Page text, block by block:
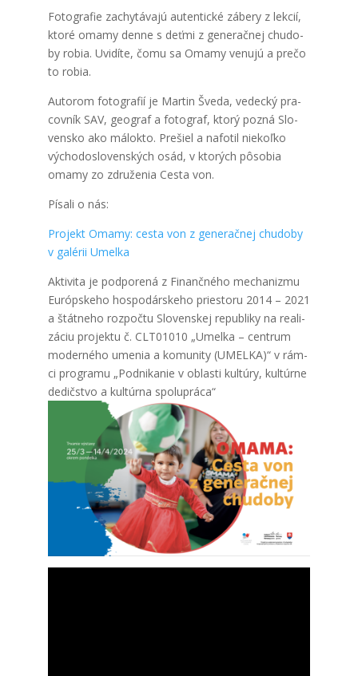
Foto­gra­fie zachy­tá­va­jú auten­tic­ké zábe­ry z lek­cií,
kto­ré oma­my den­ne s deť­mi z gene­rač­nej chu­do­
by robia. Uvi­dí­te, čomu sa Oma­my venu­jú a pre­čo
to robia.
Auto­rom foto­gra­fií je Mar­tin Šve­da, vedec­ký pra­
cov­ník SAV, geo­graf a foto­graf, kto­rý pozná Slo­
ven­sko ako málo­kto. Pre­šiel a nafo­til nie­koľ­ko
výcho­do­slo­ven­ských osád, v kto­rých pôso­bia
oma­my zo zdru­že­nia Ces­ta von.
Písa­li o nás:
Pro­jekt Oma­my: ces­ta von z gene­rač­nej chu­do­by
v galé­rii Umel­ka
Akti­vi­ta je pod­po­re­ná z Finanč­né­ho mecha­niz­mu
Európ­ske­ho hos­po­dár­ske­ho pries­to­ru 2014 – 2021
a štát­ne­ho roz­poč­tu Slo­ven­skej repub­li­ky na rea­li­
zá­ciu pro­jek­tu č. CLT01010 „Umel­ka – cen­trum
moder­né­ho ume­nia a komu­ni­ty (UMELKA)“ v rám­
ci prog­ra­mu „Pod­ni­ka­nie v oblas­ti kul­tú­ry, kul­túr­ne
dedič­stvo a kul­túr­na spo­lu­prá­ca“